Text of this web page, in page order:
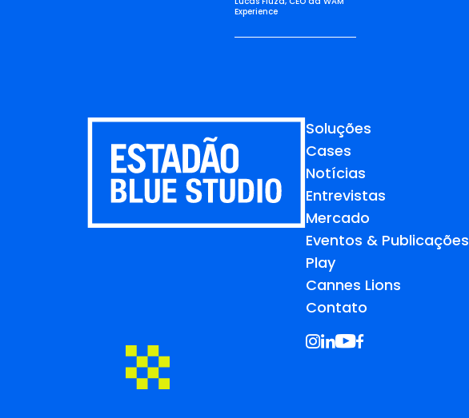
Experience
Soluções
Cases
Notícias
Entrevistas
Mercado
Eventos & Publicações
Play
Cannes Lions
Contato